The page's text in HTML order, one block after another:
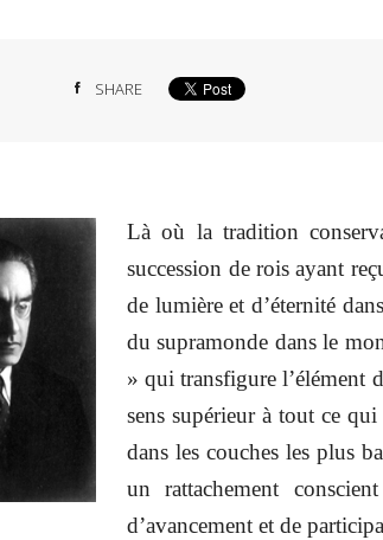
SHARE
Là où la tradition
succession de rois ayant
de lumière et d’éternité
du supramonde dans le
» qui transfigure l’élément
sens supérieur à tout ce
dans les couches les plus
un rattachement
d’avancement et de